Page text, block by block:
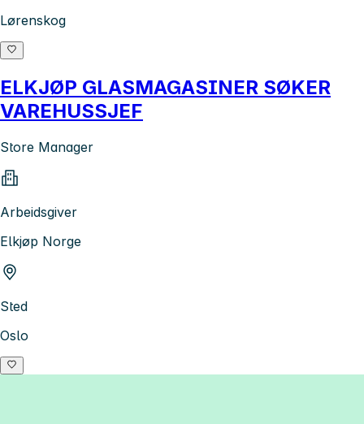
Lørenskog
ELKJØP GLASMAGASINER SØKER
VAREHUSSJEF
Store Manager
Arbeidsgiver
Elkjøp Norge
Sted
Oslo